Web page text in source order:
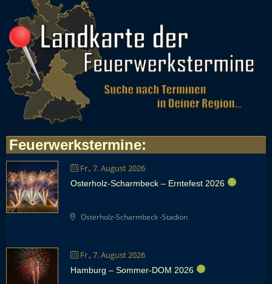
Feuerwerkstermine:
Fr., 7. August 2026
Osterholz-Scharmbeck – Erntefest 2026
Osterholz-Scharmbeck -Stadion
Fr., 7. August 2026
Hamburg – Sommer-DOM 2026